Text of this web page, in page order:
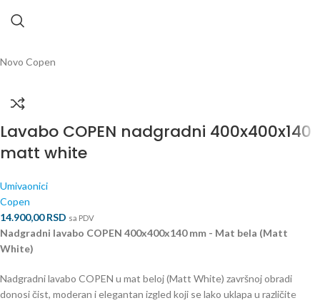
Novo Copen
Lavabo COPEN nadgradni 400x400x140
matt white
Umivaonici
Copen
14.900,00RSD sa PDV
Nadgradni lavabo COPEN 400x400x140 mm - Mat bela (Matt
White)
Nadgradni lavabo COPEN u mat beloj (Matt White) završnoj obradi
donosi čist, moderan i elegantan izgled koji se lako uklapa u različite